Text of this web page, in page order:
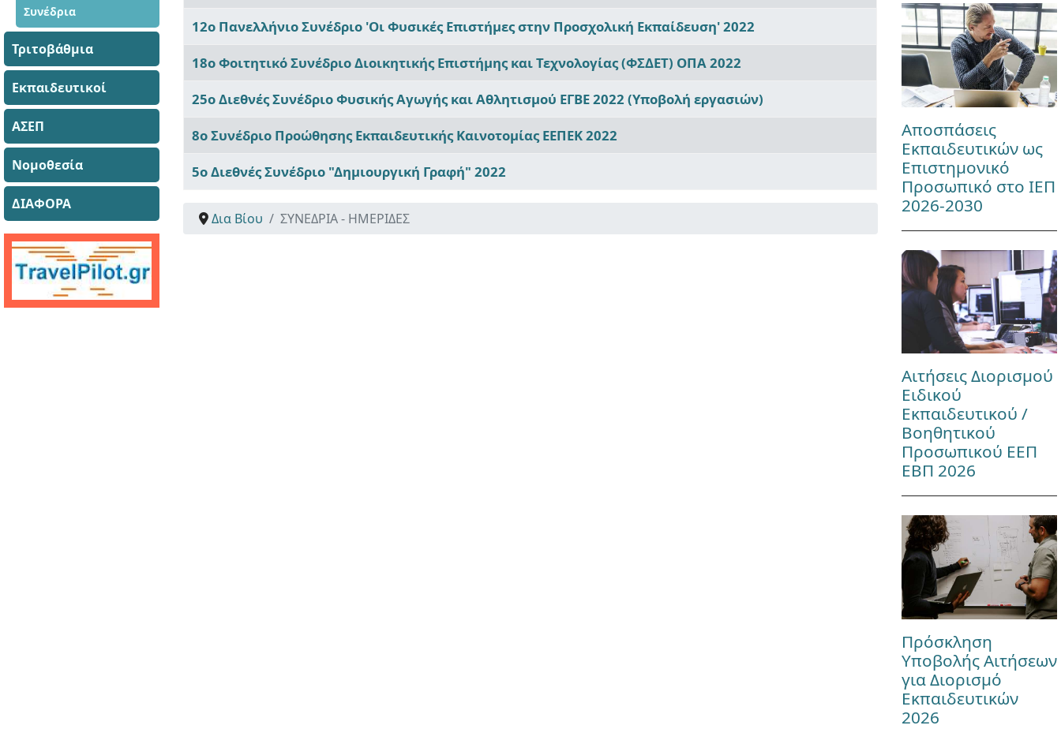
Συνέδρια
Τριτοβάθμια
Εκπαιδευτικοί
ΑΣΕΠ
Νομοθεσία
ΔΙΑΦΟΡΑ
12ο Πανελλήνιο Συνέδριο 'Οι Φυσικές Επιστήμες στην Προσχολική Εκπαίδευση' 2022
18ο Φοιτητικό Συνέδριο Διοικητικής Επιστήμης και Τεχνολογίας (ΦΣΔΕΤ) ΟΠΑ 2022
25ο Διεθνές Συνέδριο Φυσικής Αγωγής και Αθλητισμού ΕΓΒΕ 2022 (Υποβολή εργασιών)
8ο Συνέδριο Προώθησης Εκπαιδευτικής Καινοτομίας ΕΕΠΕΚ 2022
5ο Διεθνές Συνέδριο "Δημιουργική Γραφή" 2022
Δια Βίου ΣΥΝΕΔΡΙΑ - ΗΜΕΡΙΔΕΣ
Αποσπάσεις
Εκπαιδευτικών ως
Επιστημονικό
Προσωπικό στο ΙΕΠ
2026-2030
Αιτήσεις Διορισμού
Ειδικού
Εκπαιδευτικού /
Βοηθητικού
Προσωπικού ΕΕΠ
ΕΒΠ 2026
Πρόσκληση
Υποβολής Αιτήσεων
για Διορισμό
Εκπαιδευτικών
2026